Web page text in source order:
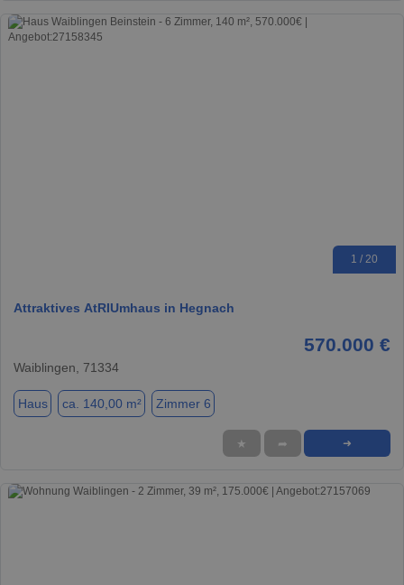
1 / 20
Attraktives AtRIUmhaus in Hegnach
570.000 €
Waiblingen, 71334
Haus ca. 140,00 m² Zimmer 6
★ ➦ ➜